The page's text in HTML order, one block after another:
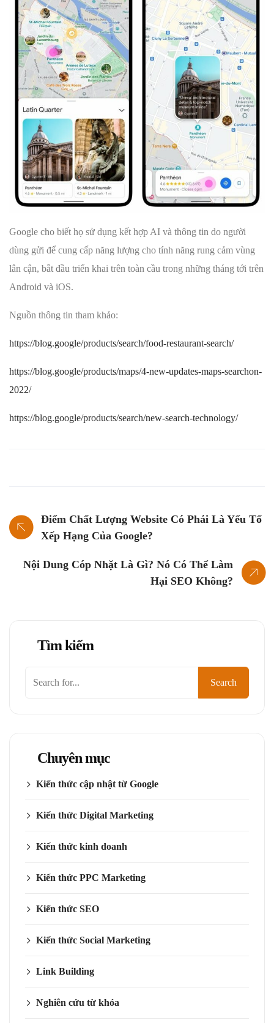
Google cho biết họ sử dụng kết hợp AI và thông tin do người
dùng gửi để cung cấp năng lượng cho tính năng rung cảm vùng
lân cận, bắt đầu triển khai trên toàn cầu trong những tháng tới trên
Android và iOS.
Nguồn thông tin tham khảo:
https://blog.google/products/search/food-restaurant-search/
https://blog.google/products/maps/4-new-updates-maps-searchon-
2022/
https://blog.google/products/search/new-search-technology/
Điểm Chất Lượng Website Có Phải Là Yếu Tố
Xếp Hạng Của Google?
Nội Dung Cóp Nhặt Là Gì? Nó Có Thể Làm
Hại SEO Không?
Tìm kiếm
Search
Chuyên mục
Kiến thức cập nhật từ Google
Kiến thức Digital Marketing
Kiến thức kinh doanh
Kiến thức PPC Marketing
Kiến thức SEO
Kiến thức Social Marketing
Link Building
Nghiên cứu từ khóa